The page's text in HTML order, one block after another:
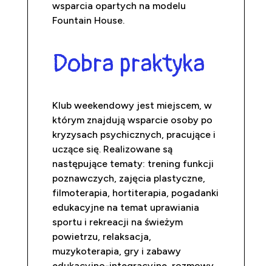
wsparcia opartych na modelu
Fountain House.
Dobra praktyka
Klub weekendowy jest miejscem, w
którym znajdują wsparcie osoby po
kryzysach psychicznych, pracujące i
uczące się. Realizowane są
następujące tematy: trening funkcji
poznawczych, zajęcia plastyczne,
filmoterapia, hortiterapia, pogadanki
edukacyjne na temat uprawiania
sportu i rekreacji na świeżym
powietrzu, relaksacja,
muzykoterapia, gry i zabawy